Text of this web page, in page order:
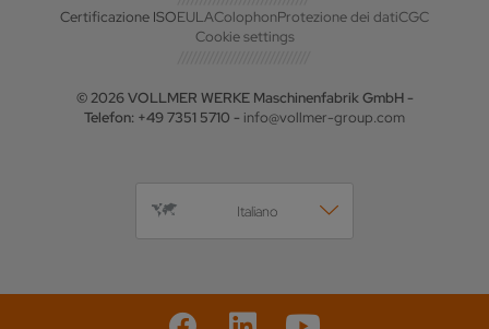
Certificazione ISOEULAColophonProtezione dei datiCGC
Cookie settings
© 2026 VOLLMER WERKE Maschinenfabrik GmbH -
Telefon: +49 7351 5710 - info@vollmer-group.com
Italiano